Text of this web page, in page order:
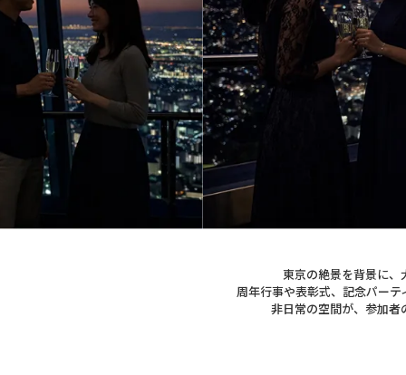
東京の絶景を背景に、
周年行事や表彰式、記念パー
非日常の空間が、参加者